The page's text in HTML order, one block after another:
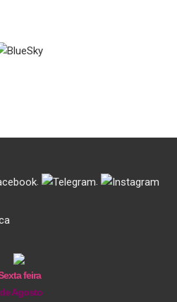
. .
feira
Agosto